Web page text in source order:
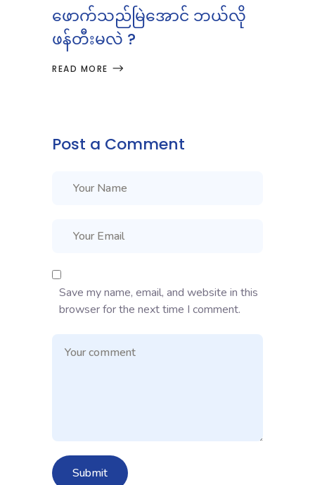
ဖောက်သည်မြဲအောင် ဘယ်လို
ဖန်တီးမလဲ ?
READ MORE
Post a Comment
Save my name, email, and website in this
browser for the next time I comment.